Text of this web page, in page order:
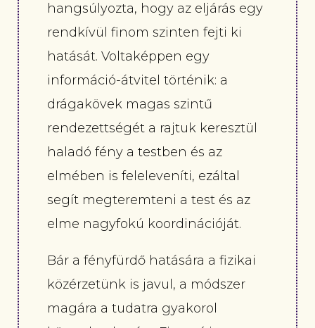
hangsúlyozta, hogy az eljárás egy
rendkívül finom szinten fejti ki
hatását. Voltaképpen egy
információ-átvitel történik: a
drágakövek magas szintű
rendezettségét a rajtuk keresztül
haladó fény a testben és az
elmében is feleleveníti, ezáltal
segít megteremteni a test és az
elme nagyfokú koordinációját.
Bár a fényfürdő hatására a fizikai
közérzetünk is javul, a módszer
magára a tudatra gyakorol